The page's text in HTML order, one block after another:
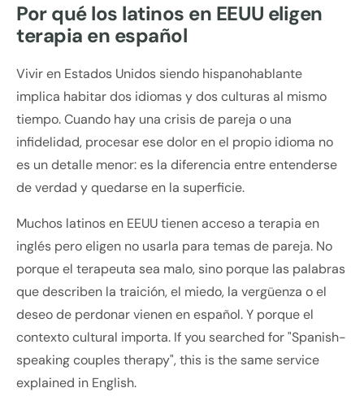
Por qué los latinos en EEUU eligen
terapia en español
Vivir en Estados Unidos siendo hispanohablante
implica habitar dos idiomas y dos culturas al mismo
tiempo. Cuando hay una crisis de pareja o una
infidelidad, procesar ese dolor en el propio idioma no
es un detalle menor: es la diferencia entre entenderse
de verdad y quedarse en la superficie.
Muchos latinos en EEUU tienen acceso a terapia en
inglés pero eligen no usarla para temas de pareja. No
porque el terapeuta sea malo, sino porque las palabras
que describen la traición, el miedo, la vergüenza o el
deseo de perdonar vienen en español. Y porque el
contexto cultural importa. If you searched for "Spanish-
speaking couples therapy", this is the same service
explained in English.